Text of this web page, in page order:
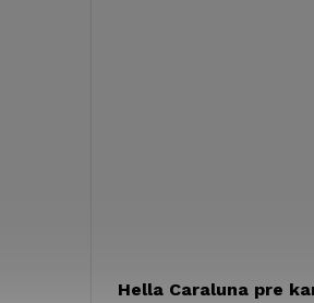
Hella Caraluna pre